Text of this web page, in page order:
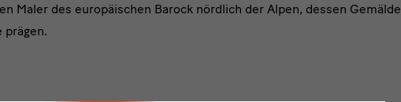
Maler des europäischen Barock nördlich der Alpen, dessen Gemälde
prägen.